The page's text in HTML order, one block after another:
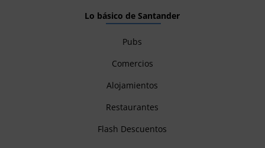
Lo básico de Santander
Pubs
Comercios
Alojamientos
Restaurantes
Flash Descuentos